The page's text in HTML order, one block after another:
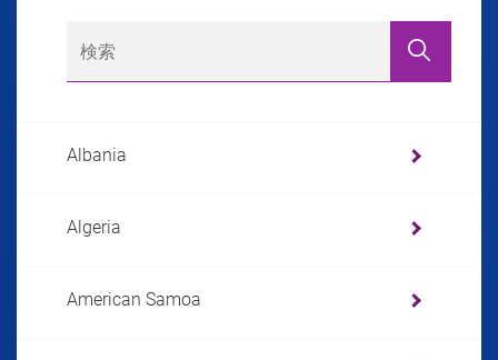
Albania
Algeria
American Samoa